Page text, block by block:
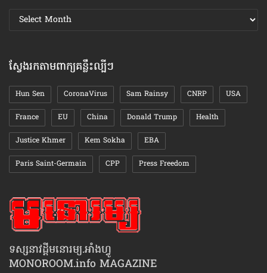
ស្វែងរក
ឯកសារ
ស្វែងរកតាមពាក្យគន្លឹះល្បីៗ
Hun Sen CoronaVirus Sam Rainsy CNRP USA
France EU China Donald Trump Health
Justice Khmer Kem Sokha EBA
Paris Saint-Germain CPP Press Freedom
ទស្សនាវដ្ដីមនោរម្យ.អាំងហ្វូ
MONOROOM.info MAGAZINE